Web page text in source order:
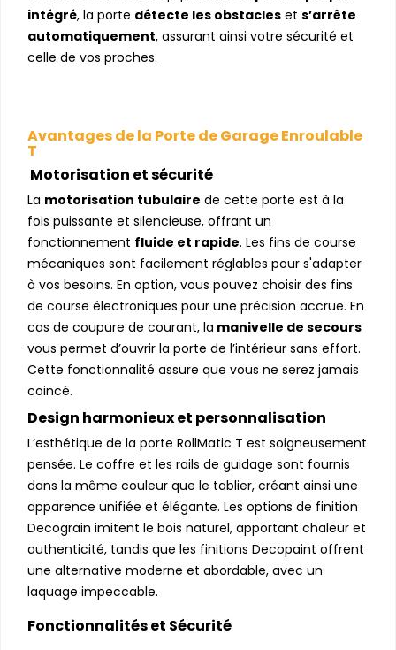
intégré, la porte détecte les obstacles et s’arrête
automatiquement, assurant ainsi votre sécurité et
celle de vos proches.
Avantages de la Porte de Garage Enroulable
T
Motorisation et sécurité
La motorisation tubulaire de cette porte est à la
fois puissante et silencieuse, offrant un
fonctionnement fluide et rapide. Les fins de course
mécaniques sont facilement réglables pour s'adapter
à vos besoins. En option, vous pouvez choisir des fins
de course électroniques pour une précision accrue. En
cas de coupure de courant, la manivelle de secours
vous permet d’ouvrir la porte de l’intérieur sans effort.
Cette fonctionnalité assure que vous ne serez jamais
coincé.
Design harmonieux et personnalisation
L’esthétique de la porte RollMatic T est soigneusement
pensée. Le coffre et les rails de guidage sont fournis
dans la même couleur que le tablier, créant ainsi une
apparence unifiée et élégante. Les options de finition
Decograin imitent le bois naturel, apportant chaleur et
authenticité, tandis que les finitions Decopaint offrent
une alternative moderne et abordable, avec un
laquage impeccable.
Fonctionnalités et Sécurité